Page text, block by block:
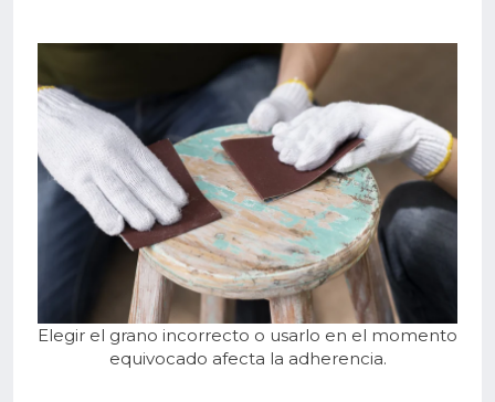
Elegir el grano incorrecto o usarlo en el momento
equivocado afecta la adherencia.